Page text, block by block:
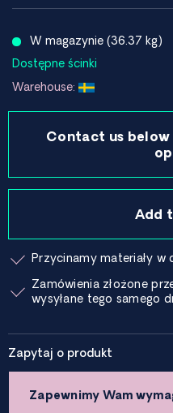
W magazynie (36.37 kg)
Dostępne ścinki
Warehouse:
Contact us
Add
Przycinamy materiały w
Zamówienia złożone
wysyłane tego samego
Zapytaj o produkt
Zapewnimy Wam